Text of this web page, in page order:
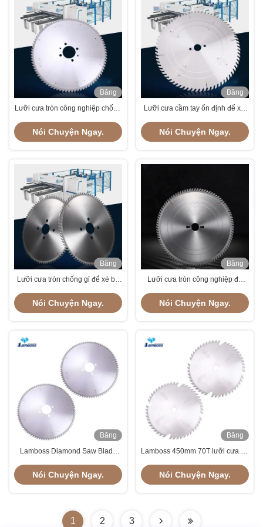
Băng
hình
Lưỡi cưa tròn công nghiệp chống
Nói Chuyện Ngay.
Băng
hình
Lưỡi cưa cầm tay ổn định để xé,
Nói Chuyện Ngay.
Băng
hình
Lưỡi cưa tròn chống gỉ để xé bề
Nói Chuyện Ngay.
Băng
hình
Lưỡi cưa tròn công nghiệp đa
động
Nói Chuyện Ngay.
Băng
hình
Lamboss Diamond Saw Blade
cắt tròn
Nói Chuyện Ngay.
Băng
Lamboss 450mm 70T lưỡi cưa để
Nói Chuyện Ngay.
1 2 3